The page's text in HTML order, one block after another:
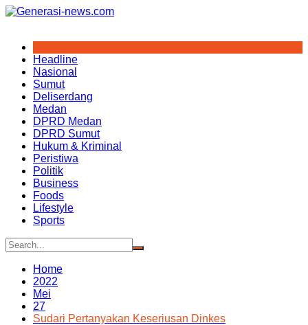
Skip
Headline
Nasional
Sumut
Deliserdang
Medan
DPRD Medan
DPRD Sumut
Hukum & Kriminal
Peristiwa
Politik
Business
Foods
Lifestyle
Sports
Home
2022
Mei
27
Sudari Pertanyakan Keseriusan Dinkes